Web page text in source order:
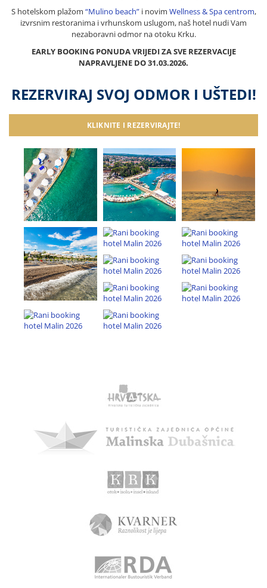
S hotelskom plažom “Mulino beach”i novim Wellness & Spa centrom,
izvrsnim restoranima i vrhunskom uslugom, naš hotel nudi Vam
nezaboravni odmor na otoku Krku.
EARLY BOOKING PONUDA VRIJEDI ZA SVE REZERVACIJE
NAPRAVLJENE DO 31.03.2026.
REZERVIRAJ SVOJ ODMOR I UŠTEDI!
KLIKNITE I REZERVIRAJTE!